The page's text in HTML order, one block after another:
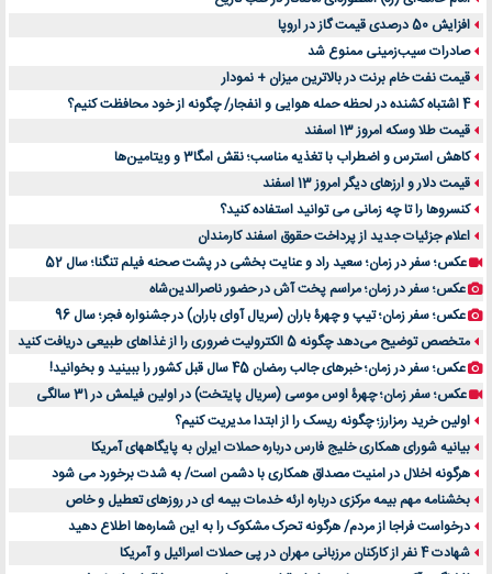
افزایش 50 درصدی قیمت گاز در اروپا
صادرات سیب‌زمینی ممنوع شد
قیمت نفت خام برنت در بالاترین میزان + نمودار
4 اشتباه کشنده در لحظه حمله هوایی و انفجار/ چگونه از خود محافظت کنیم؟
قیمت طلا وسکه امروز 13 اسفند
کاهش استرس و اضطراب با تغذیه مناسب؛ نقش امگا3 و ویتامین‌ها
قیمت دلار و ارزهای دیگر امروز 13 اسفند
کنسروها را تا چه زمانی می توانید استفاده کنید؟
اعلام جزئیات جدید از پرداخت حقوق اسفند کارمندان
عکس؛ سفر در زمان؛ سعید راد و عنایت بخشی در پشت صحنه فیلم تنگنا؛ سال 52
عکس؛ سفر در زمان؛ مراسم پخت آش در حضور ناصرالدین‌شاه
عکس؛ سفر زمان؛ تیپ و چهرۀ باران (سریال آوای باران) در جشنواره فجر؛ سال 96
متخصص توضیح می‌دهد چگونه 5 الکترولیت ضروری را از غذاهای طبیعی دریافت کنید
عکس؛ سفر در زمان؛ خبرهای جالب رمضان 45 سال قبل کشور را ببینید و بخوانید!
عکس؛ سفر زمان؛ چهرۀ اوس موسی (سریال پایتخت) در اولین فیلمش در 31 سالگی
اولین خرید رمزارز؛ چگونه ریسک را از ابتدا مدیریت کنیم؟
بیانیه شورای همکاری خلیج فارس درباره حملات ایران به پایگاههای آمریکا
هرگونه اخلال در امنیت مصداق همکاری با دشمن است/ به شدت برخورد می شود
بخشنامه مهم بیمه مرکزی درباره ارئه خدمات بیمه ای در روزهای تعطیل و خاص
درخواست فراجا از مردم/ هرگونه تحرک مشکوک را به این شماره‌ها اطلاع دهید
شهادت 4 نفر از کارکنان مرزبانی مهران در پی حملات اسرائیل و آمریکا